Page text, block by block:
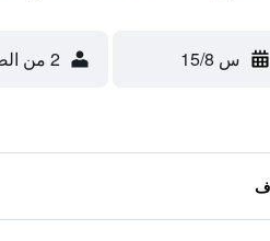
س 15/8 2 من الضيوف، غرفة واحدة